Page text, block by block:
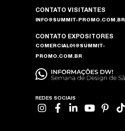
CONTATO VISITANTES
INFO@SUMMIT-PROMO.COM.BR
CONTATO EXPOSITORES
COMERCIAL01@SUMMIT-
PROMO.COM.BR
REDES SOCIAIS